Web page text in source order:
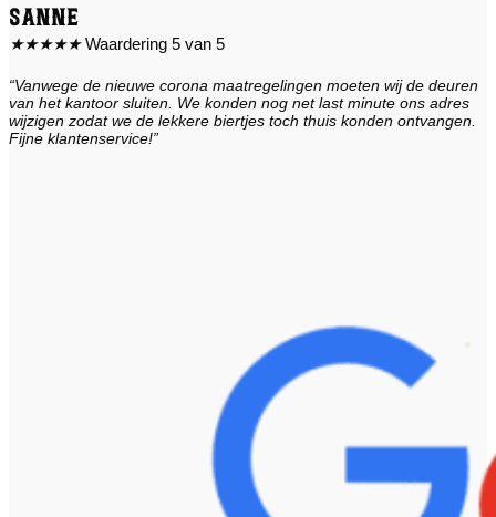
Sanne
★★★★★ Waardering 5 van 5
“Vanwege de nieuwe corona maatregelingen moeten wij de deuren
van het kantoor sluiten. We konden nog net last minute ons adres
wijzigen zodat we de lekkere biertjes toch thuis konden ontvangen.
Fijne klantenservice!”